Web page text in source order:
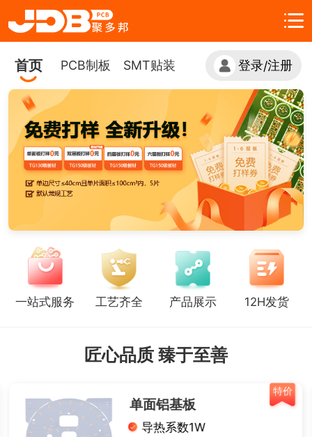
首页 PCB制板 SMT贴装 登录/注册
一站式服务 工艺齐全 产品展示 12H发货
匠心品质 臻于至善
特价
单面铝基板
导热系数1W